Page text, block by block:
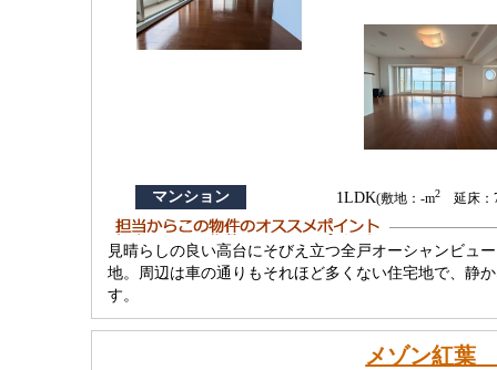
マンション 1LDK(敷地：-m2延床：
見晴らしの良い高台にそびえ立つ全戸オーシャンビュ
地。周辺は車の通りもそれほど多くない住宅地で、静
す。
メゾン紅葉